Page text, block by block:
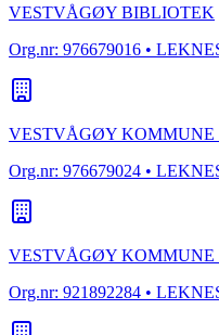
VESTVÅGØY BIBLIOTEK
Org.nr: 976679016 •
VESTVÅGØY KOMMUNE
Org.nr: 976679024 •
VESTVÅGØY KOMMUNE
Org.nr: 921892284 •